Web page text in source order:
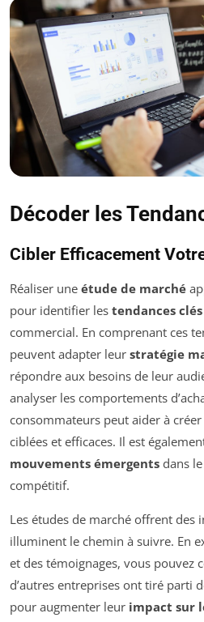
Décoder les
Cibler Efficacement
Réaliser une étude de marché
pour identifier les tendances clés
commercial. En comprenant ces
peuvent adapter leur stratégie
répondre aux besoins de leur
analyser les comportements
consommateurs peut aider à
ciblées et efficaces. Il est
mouvements émergents dans
compétitif.
Les études de marché offrent des
illuminent le chemin à suivre. En
et des témoignages, vous pouvez
d’autres entreprises ont tiré parti
pour augmenter leur impact sur